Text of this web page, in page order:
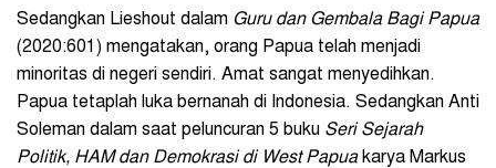
Sedangkan Lieshout dalam Guru dan Gembala Bagi Papua
(2020:601) mengatakan, orang Papua telah menjadi
minoritas di negeri sendiri. Amat sangat menyedihkan.
Papua tetaplah luka bernanah di Indonesia. Sedangkan Anti
Soleman dalam saat peluncuran 5 buku Seri Sejarah
Politik, HAM dan Demokrasi di West Papuakarya Markus